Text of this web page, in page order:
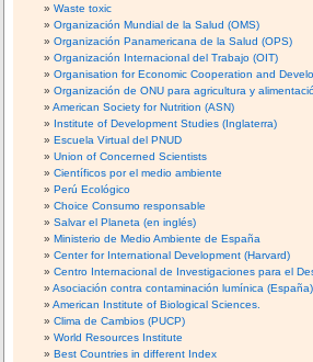
Waste toxic
Organización Mundial de la Salud (OMS)
Organización Panamericana de la Salud (OPS)
Organización Internacional del Trabajo (OIT)
Organisation for Economic Cooperation and
Organización de ONU para agricultura y
American Society for Nutrition (ASN)
Institute of Development Studies (Inglaterra)
Escuela Virtual del PNUD
Union of Concerned Scientists
Científicos por el medio ambiente
Perú Ecológico
Choice Consumo responsable
Salvar el Planeta (en inglés)
Ministerio de Medio Ambiente de España
Center for International Development (Harvard)
Centro Internacional de Investigaciones para el
Asociación contra contaminación lumínica (España)
American Institute of Biological Sciences.
Clima de Cambios (PUCP)
World Resources Institute
Best Countries in different Index